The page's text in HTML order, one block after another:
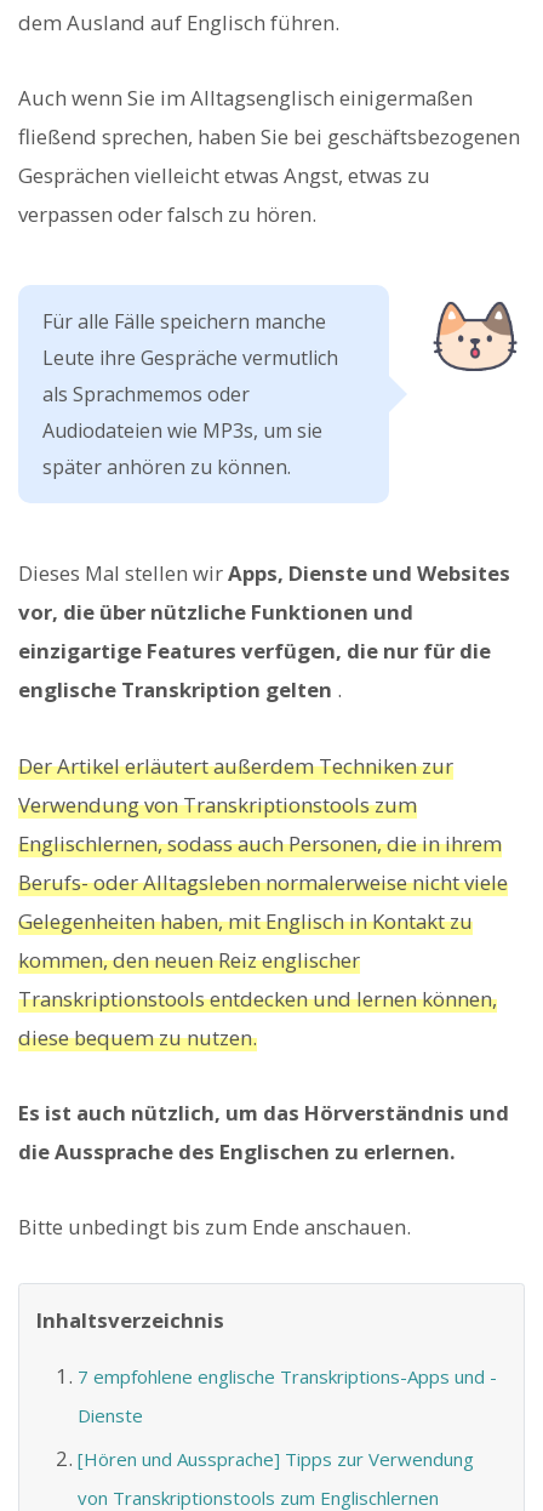
dem Ausland auf Englisch führen.
Auch wenn Sie im Alltagsenglisch einigermaßen
fließend sprechen, haben Sie bei geschäftsbezogenen
Gesprächen vielleicht etwas Angst, etwas zu
verpassen oder falsch zu hören.
Für alle Fälle speichern manche
Leute ihre Gespräche vermutlich
als Sprachmemos oder
Audiodateien wie MP3s, um sie
später anhören zu können.
Dieses Mal stellen wirApps, Dienste und Websites
vor, die über nützliche Funktionen und
einzigartige Features verfügen, die nur für die
englische Transkription gelten .
Der Artikel erläutert außerdem Techniken zur
Verwendung von Transkriptionstools zum
Englischlernen, sodass auch Personen, die in ihrem
Berufs- oder Alltagsleben normalerweise nicht viele
Gelegenheiten haben, mit Englisch in Kontakt zu
kommen, den neuen Reiz englischer
Transkriptionstools entdecken und lernen können,
diese bequem zu nutzen.
Es ist auch nützlich, um das Hörverständnis und
die Aussprache des Englischen zu erlernen.
Bitte unbedingt bis zum Ende anschauen.
Inhaltsverzeichnis
7 empfohlene englische Transkriptions-Apps und -
Dienste
[Hören und Aussprache] Tipps zur Verwendung
von Transkriptionstools zum Englischlernen